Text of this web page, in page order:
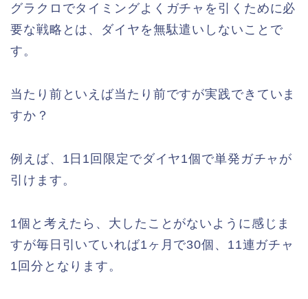
グラクロでタイミングよくガチャを引くために必
要な戦略とは、ダイヤを無駄遣いしないことで
す。
当たり前といえば当たり前ですが実践できていま
すか？
例えば、1日1回限定でダイヤ1個で単発ガチャが
引けます。
1個と考えたら、大したことがないように感じま
すが毎日引いていれば1ヶ月で30個、11連ガチャ
1回分となります。